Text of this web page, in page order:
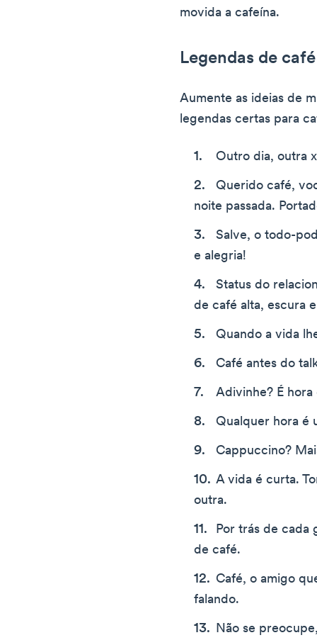
movida a cafeína.
Legendas de
Aumente as ideias de
legendas certas para
Outro dia, outra
Querido café,
noite passada.
Salve, o todo-
e alegria!
Status do
de café alta, escura
Quando a vida
Café antes do
Adivinhe? É
Qualquer hora é
Cappuccino?
A vida é curta.
outra.
Por trás de cada
de café.
Café, o amigo
falando.
Não se